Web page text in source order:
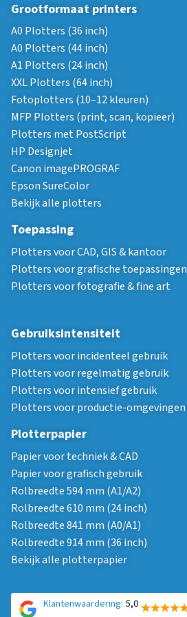
Grootformaat printers
A0 Plotters (36 inch)
A0 Plotters (44 inch)
A1 Plotters (24 inch)
XXL Plotters (64 inch)
Fotoplotters (10–12 kleuren)
MFP Plotters (print, scan, kopieer)
Plotters met PostScript
HP Designjet
Canon imagePROGRAF
Epson SureColor
Bekijk alle plotters
Toepassing
Plotters voor CAD, GIS & kantoor
Plotters voor grafische toepassingen
Plotters voor fotografie & fine art
Gebruiksintensiteit
Plotters voor incidenteel gebruik
Plotters voor regelmatig gebruik
Plotters voor intensief gebruik
Plotters voor productie-omgevingen
Plotterpapier
Papier voor techniek & CAD
Papier voor grafisch gebruik
Rolbreedte 594 mm (A1/A2)
Rolbreedte 610 mm (24 inch)
Rolbreedte 841 mm (A0/A1)
Rolbreedte 914 mm (36 inch)
Bekijk alle plotterpapier
Klantenwaardering: 5,0